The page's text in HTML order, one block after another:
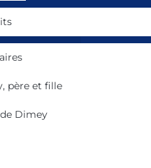
père et fille
Dimey